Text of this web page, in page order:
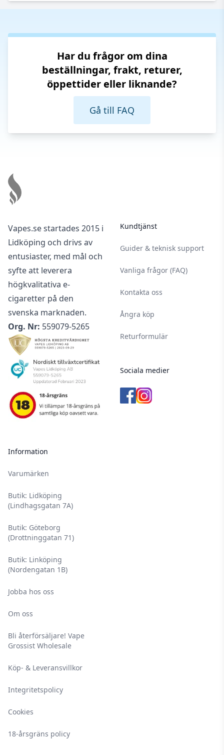
Har du frågor om dina
beställningar, frakt, returer,
öppettider eller liknande?
Gå till FAQ
Vapes.se startades 2015 i
Lidköping och drivs av
entusiaster, med mål och
syfte att leverera
högkvalitativa e-
cigaretter på den
svenska marknaden.
Org. Nr: 559079-5265
Information
Varumärken
Butik: Lidköping
(Lindhagsgatan 7A)
Butik: Göteborg
(Drottninggatan 71)
Butik: Linköping
(Nordengatan 1B)
Jobba hos oss
Om oss
Bli återförsäljare! Vape
Grossist Wholesale
Köp- & Leveransvillkor
Integritetspolicy
Cookies
18-årsgräns policy
Kundtjänst
Guider & teknisk support
Vanliga frågor (FAQ)
Kontakta oss
Ångra köp
Returformulär
Sociala medier